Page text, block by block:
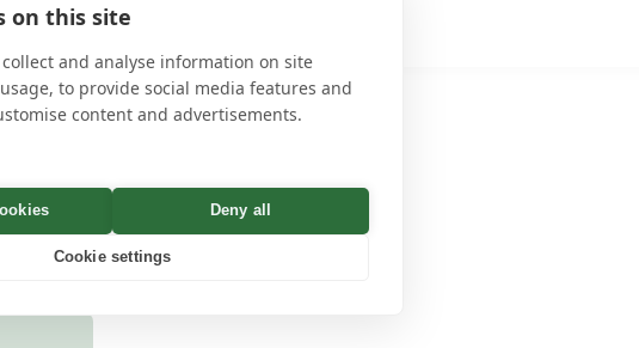
on this site
collect and analyse information on site
to provide social media features and
content and advertisements.
Deny all
Cookie settings